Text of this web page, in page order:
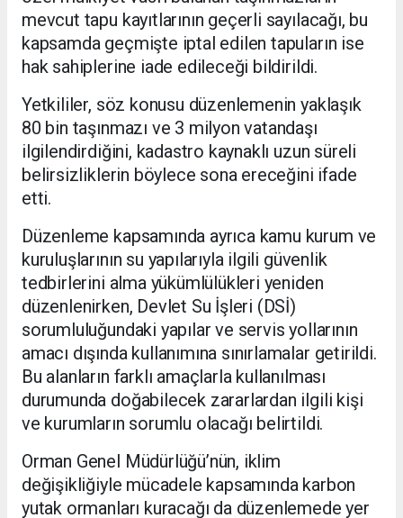
mevcut tapu kayıtlarının geçerli sayılacağı, bu
kapsamda geçmişte iptal edilen tapuların ise
hak sahiplerine iade edileceği bildirildi.
Yetkililer, söz konusu düzenlemenin yaklaşık
80 bin taşınmazı ve 3 milyon vatandaşı
ilgilendirdiğini, kadastro kaynaklı uzun süreli
belirsizliklerin böylece sona ereceğini ifade
etti.
Düzenleme kapsamında ayrıca kamu kurum ve
kuruluşlarının su yapılarıyla ilgili güvenlik
tedbirlerini alma yükümlülükleri yeniden
düzenlenirken, Devlet Su İşleri (DSİ)
sorumluluğundaki yapılar ve servis yollarının
amacı dışında kullanımına sınırlamalar getirildi.
Bu alanların farklı amaçlarla kullanılması
durumunda doğabilecek zararlardan ilgili kişi
ve kurumların sorumlu olacağı belirtildi.
Orman Genel Müdürlüğü’nün, iklim
değişikliğiyle mücadele kapsamında karbon
yutak ormanları kuracağı da düzenlemede yer